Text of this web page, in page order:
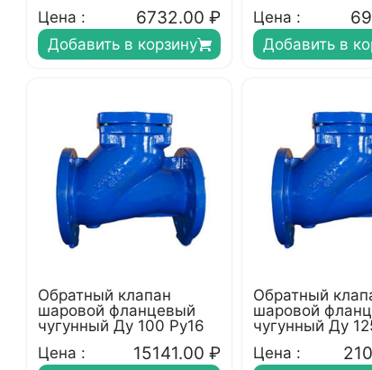
Цена : 6732.00 ₽
Добавить в корзину
Цена :
Добавить в
Обратный клапан
шаровой фланцевый
чугунный Ду 100 Ру16
Цена :
15141.00 ₽
Обратный
шаровой
чугунный Ду
Цена :